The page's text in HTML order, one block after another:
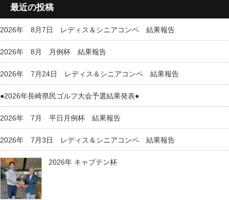
最近の投稿
2026年 8月7日 レディス＆シニアコンペ 結果報告
2026年 8月 月例杯 結果報告
2026年 7月24日 レディス＆シニアコンペ 結果報告
●2026年長崎県民ゴルフ大会予選結果発表●
2026年 7月 平日月例杯 結果報告
2026年 7月3日 レディス＆シニアコンペ 結果報告
2026年 キャプテン杯